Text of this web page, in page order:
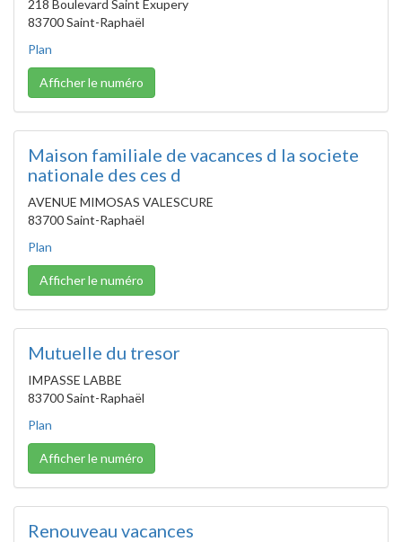
218 Boulevard Saint Exupery
83700 Saint-Raphaël
Plan
Afficher le numéro
Maison familiale de vacances d la societe
nationale des ces d
AVENUE MIMOSAS VALESCURE
83700 Saint-Raphaël
Plan
Afficher le numéro
Mutuelle du tresor
IMPASSE LABBE
83700 Saint-Raphaël
Plan
Afficher le numéro
Renouveau vacances